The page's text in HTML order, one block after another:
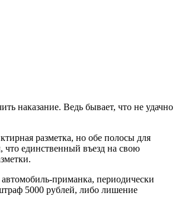
наказание. Ведь бывает, что не удачно
разметка, но обе полосы для
что единственный въезд на свою
приманка, периодически
5000 рублей, либо лишение